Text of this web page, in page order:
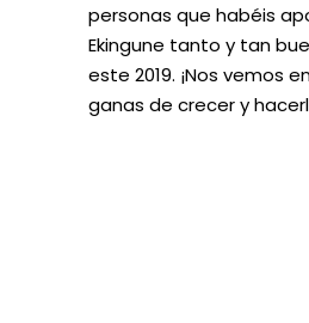
personas que habéis
Ekingune tanto y tan
este 2019. ¡Nos vemos
ganas de crecer y